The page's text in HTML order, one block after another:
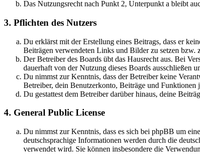
Das Nutzungsrecht nach Punkt 2, Unterpunkt a bleibt
3. Pflichten des Nutzers
Du erklärst mit der Erstellung eines Beitrags, dass er
Beiträgen verwendeten Links und Bilder zu setzen bzw.
Der Betreiber des Boards übt das Hausrecht aus. Bei
dauerhaft von der Nutzung dieses Boards ausschließen
Du nimmst zur Kenntnis, dass der Betreiber keine
Betreiber, dein Benutzerkonto, Beiträge und Funktionen
Du gestattest dem Betreiber darüber hinaus, deine
4. General Public License
Du nimmst zur Kenntnis, dass es sich bei phpBB um
deutschsprachige Informationen werden durch die
verwendet wird. Sie können insbesondere die